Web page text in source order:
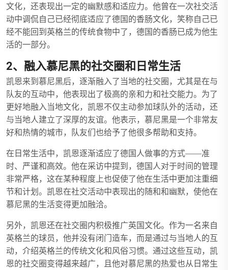
文化，还表现出一定的幽默感和适应力。他曾在一次社交活
动中调侃自己已经彻底适应了德国的香肠文化，笑称自己已
经不能回到英格兰的传统食物中了，德国的香肠已成为他生
活的一部分。
2、融入慕尼黑的社交圈和日常生活
凯恩来到慕尼黑后，逐渐融入了当地的社交圈，尤其是在与
队友的互动中，他表现出了极高的亲和力和社交能力。为了
更好地融入当地文化，凯恩不仅主动参加球队外的活动，还
与当地人建立了深厚的友谊。他表示，慕尼黑是一个非常友
好和热情的城市，队友们也给予了他很多帮助和支持。
在日常生活中，凯恩逐渐适应了德国人做事的方式——准
时、严谨和高效。他在采访中提到，德国人对于时间的管理
非常严格，这在某种程度上也促使了他在生活中更加注重细
节和计划。凯恩在社交活动中表现出的随和和幽默，使他在
慕尼黑的生活变得更加融洽。
另外，凯恩还在社交圈内积极推广英国文化。作为一名来自
英格兰的球员，他并没有闭门造车，而是通过与当地人的互
动，介绍英格兰的传统文化和风俗习惯。通过这些互动，凯
恩的社交圈变得越来越广，且他对慕尼黑的热爱也从日常生